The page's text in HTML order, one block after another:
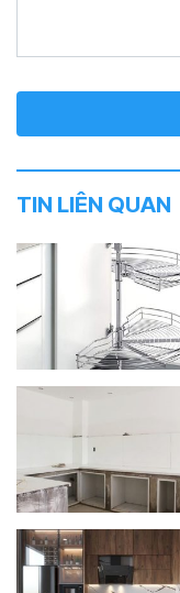
TIN LIÊN QUAN